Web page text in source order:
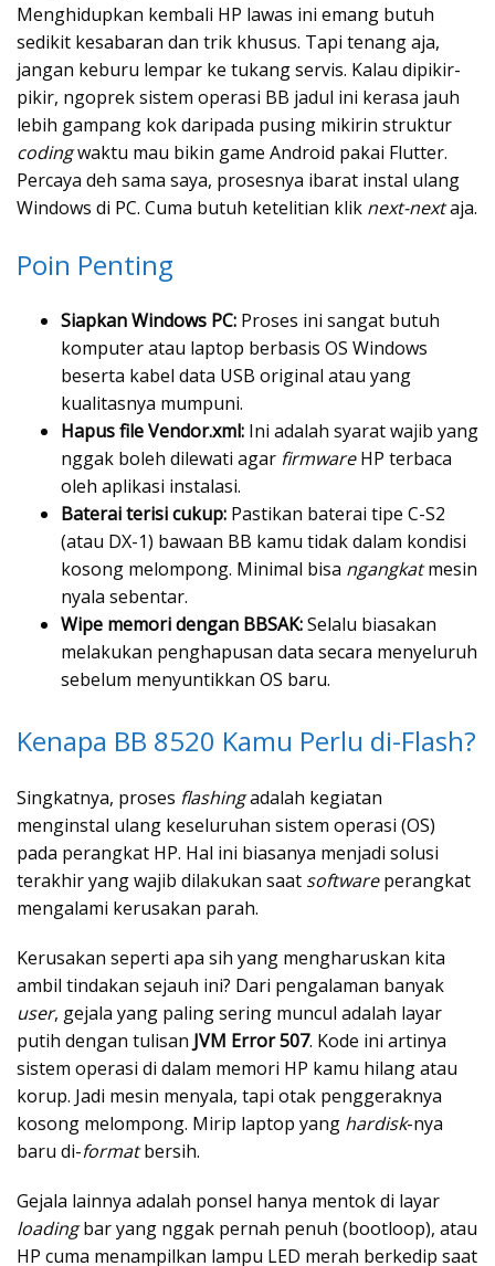
Menghidupkan kembali HP lawas ini emang butuh
sedikit kesabaran dan trik khusus. Tapi tenang aja,
jangan keburu lempar ke tukang servis. Kalau dipikir-
pikir, ngoprek sistem operasi BB jadul ini kerasa jauh
lebih gampang kok daripada pusing mikirin struktur
codingwaktu mau bikin game Android pakai Flutter.
Percaya deh sama saya, prosesnya ibarat instal ulang
Windows di PC. Cuma butuh ketelitian klik next-nextaja.
Poin Penting
Siapkan Windows PC: Proses ini sangat butuh
komputer atau laptop berbasis OS Windows
beserta kabel data USB original atau yang
kualitasnya mumpuni.
Hapus file Vendor.xml: Ini adalah syarat wajib yang
nggak boleh dilewati agar firmwareHP terbaca
oleh aplikasi instalasi.
Baterai terisi cukup: Pastikan baterai tipe C-S2
(atau DX-1) bawaan BB kamu tidak dalam kondisi
kosong melompong. Minimal bisa ngangkatmesin
nyala sebentar.
Wipe memori dengan BBSAK:Selalu biasakan
melakukan penghapusan data secara menyeluruh
sebelum menyuntikkan OS baru.
Kenapa BB 8520 Kamu Perlu di-Flash?
Singkatnya, proses flashingadalah kegiatan
menginstal ulang keseluruhan sistem operasi (OS)
pada perangkat HP. Hal ini biasanya menjadi solusi
terakhir yang wajib dilakukan saat softwareperangkat
mengalami kerusakan parah.
Kerusakan seperti apa sih yang mengharuskan kita
ambil tindakan sejauh ini? Dari pengalaman banyak
user, gejala yang paling sering muncul adalah layar
putih dengan tulisan JVM Error 507. Kode ini artinya
sistem operasi di dalam memori HP kamu hilang atau
korup. Jadi mesin menyala, tapi otak penggeraknya
kosong melompong. Mirip laptop yang hardisk-nya
baru di-formatbersih.
Gejala lainnya adalah ponsel hanya mentok di layar
loadingbar yang nggak pernah penuh (bootloop), atau
HP cuma menampilkan lampu LED merah berkedip saat